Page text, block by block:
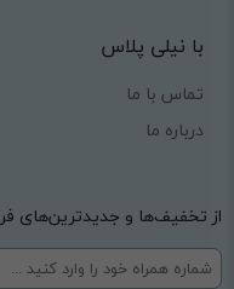
با نیلی پلاس
تماس با ما
درباره ما
از تخفیف‌ها و جدیدترین‌های